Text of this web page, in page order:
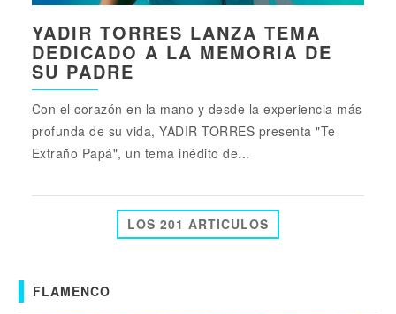
YADIR TORRES LANZA TEMA
DEDICADO A LA MEMORIA DE
SU PADRE
Con el corazón en la mano y desde la experiencia más
profunda de su vida, YADIR TORRES presenta "Te
Extraño Papá", un tema inédito de...
LOS 201 ARTICULOS
FLAMENCO